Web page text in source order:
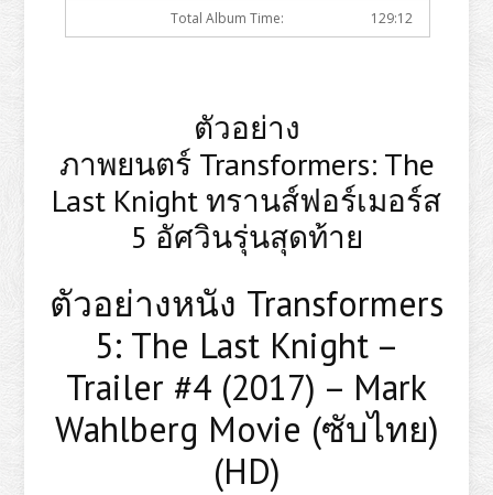
Total Album Time:
129:12
ตัวอย่าง
ภาพยนตร์ Transformers: The
Last Knight ทรานส์ฟอร์เมอร์ส
5 อัศวินรุ่นสุดท้าย
ตัวอย่างหนัง Transformers
5: The Last Knight –
Trailer #4 (2017) – Mark
Wahlberg Movie (ซับไทย)
(HD)